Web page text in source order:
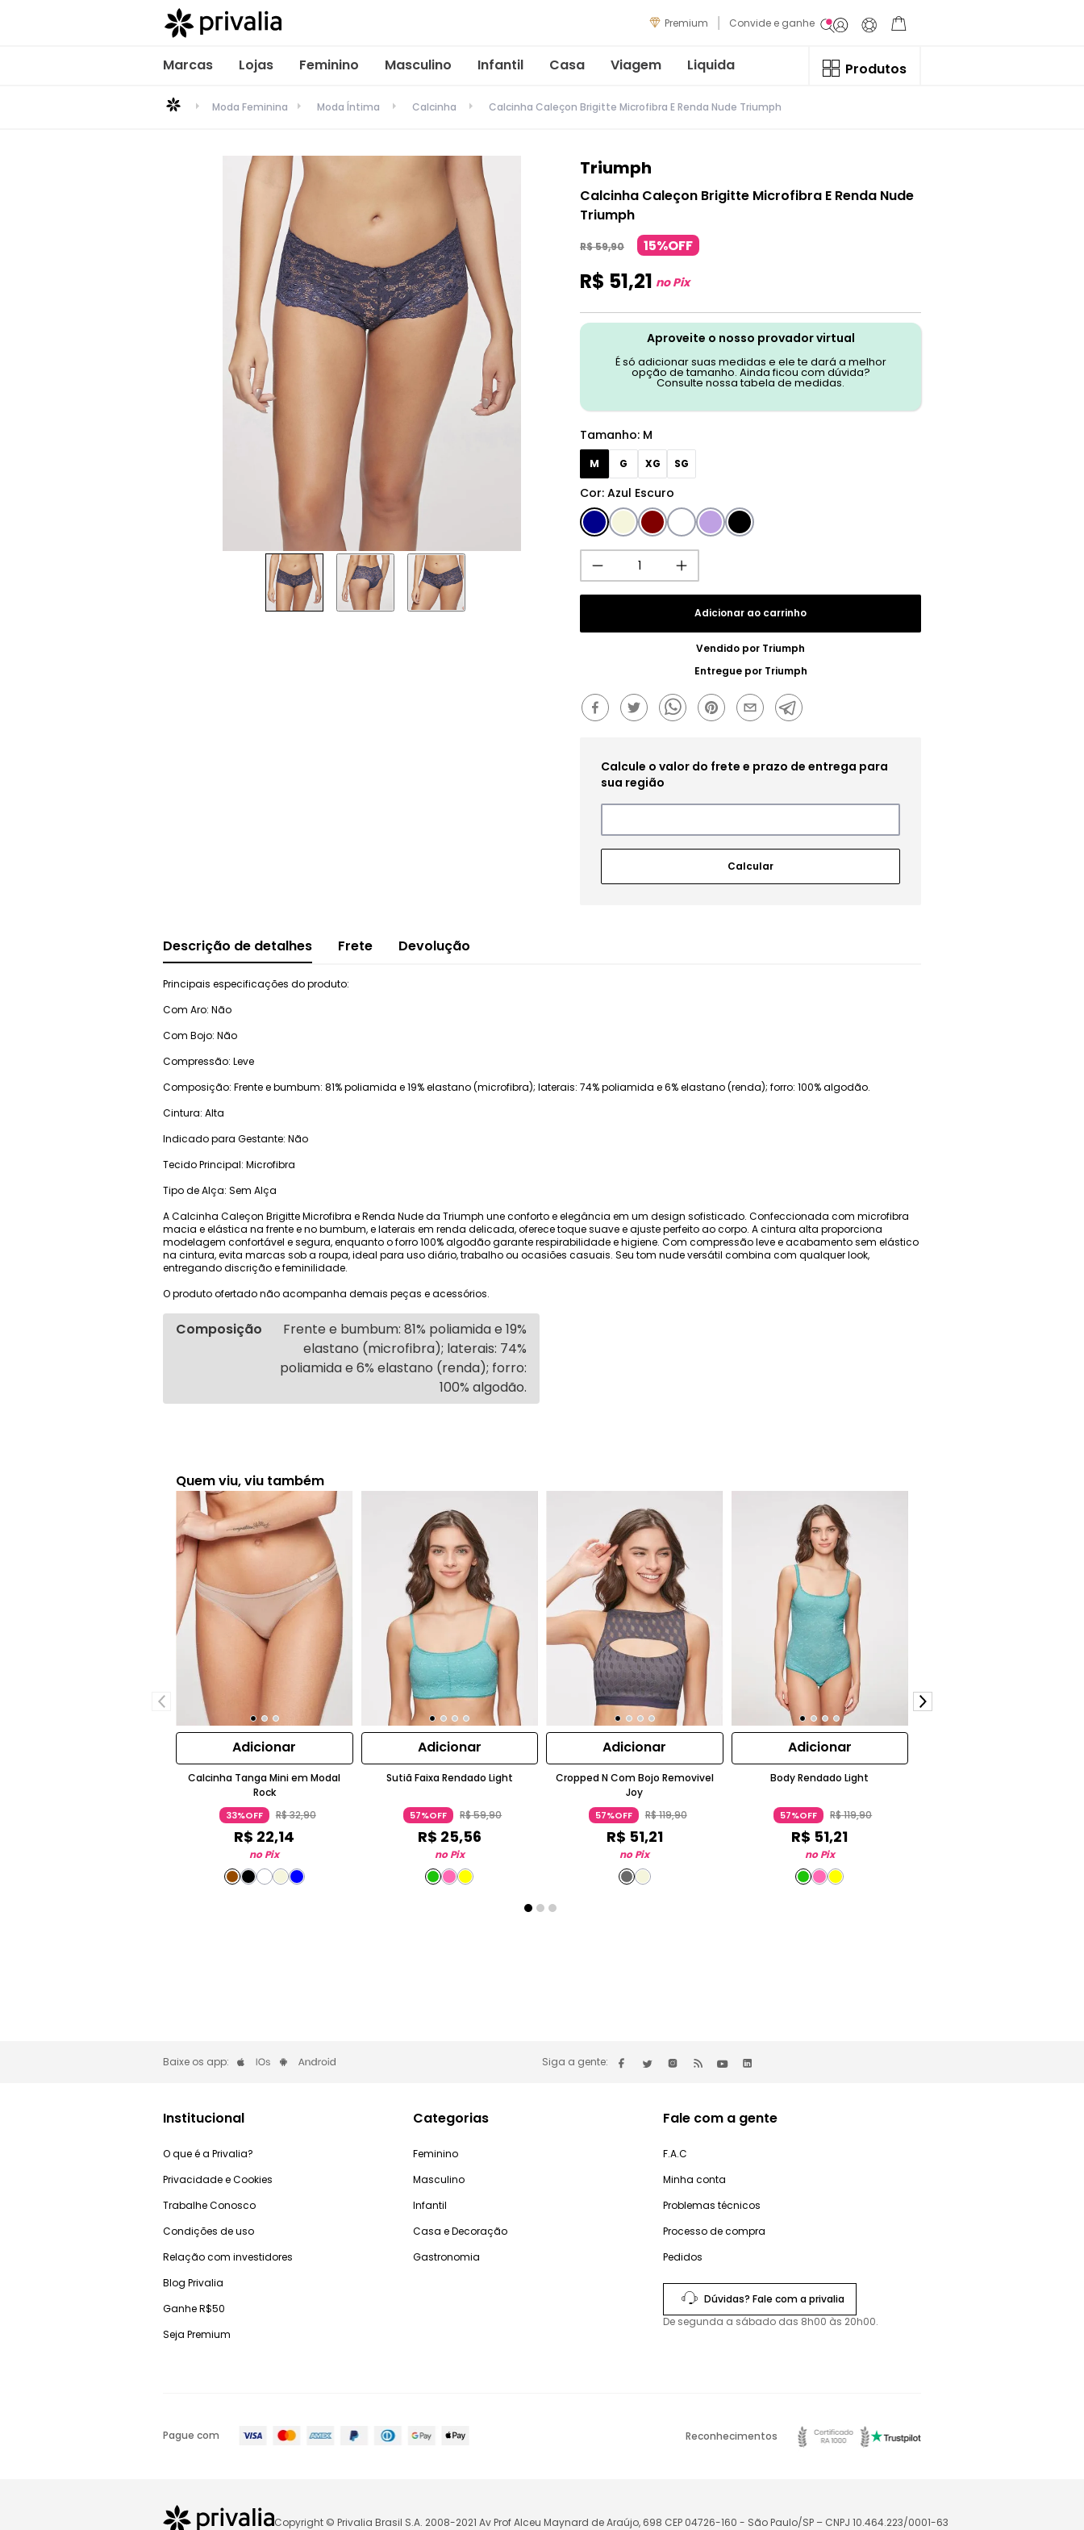
Premium Convide e ganhe
Marcas Lojas Feminino Masculino Infantil Casa Viagem Liquida Produtos
Moda Feminina Moda Íntima Calcinha Calcinha Caleçon Brigitte Microfibra E Renda Nude Triumph
Triumph
Calcinha Caleçon Brigitte Microfibra E Renda Nude
Triumph
R$59,90 15%OFF
R$ 51,21 no Pix
Aproveite o nosso provador virtual
É só adicionar suas medidas e ele te dará a melhor
opção de tamanho. Ainda ficou com dúvida?
Consulte nossa tabela de medidas.
Cor: Azul Escuro
Tamanho: M
M G XG SG
Adicionar ao carrinho
Vendido por Triumph
Entregue por Triumph
Descrição de detalhes Frete Devolução
Principais especificações do produto:
Com Aro: Não
Com Bojo: Não
Compressão: Leve
Composição: Frente e bumbum: 81% poliamida e 19% elastano (microfibra); laterais: 74% poliamida e 6% elastano (renda); forro: 100% algodão.
Cintura: Alta
Indicado para Gestante: Não
Tecido Principal: Microfibra
Tipo de Alça: Sem Alça
A Calcinha Caleçon Brigitte Microfibra e Renda Nude da Triumph une conforto e elegância em um design sofisticado. Confeccionada com microfibra
macia e elástica na frente e no bumbum, e laterais em renda delicada, oferece toque suave e ajuste perfeito ao corpo. A cintura alta proporciona
modelagem confortável e segura, enquanto o forro 100% algodão garante respirabilidade e higiene. Com compressão leve e acabamento sem elástico
na cintura, evita marcas sob a roupa, ideal para uso diário, trabalho ou ocasiões casuais. Seu tom nude versátil combina com qualquer look,
entregando discrição e feminilidade.
O produto ofertado não acompanha demais peças e acessórios.
Composição
Frente e bumbum: 81% poliamida e 19%
elastano (microfibra); laterais: 74%
poliamida e 6% elastano (renda); forro:
100% algodão.
Quem viu, viu também
Adicionar
Calcinha Tanga Mini em Modal
Rock
33%OFF R$32,90
R$ 22,14
no Pix
Adicionar
Sutiã Faixa Rendado Light
57%OFF R$59,90
R$ 25,56
no Pix
Adicionar
Cropped N Com Bojo Removivel
Joy
57%OFF R$119,90
R$ 51,21
no Pix
Adicionar
Body Rendado Light
57%OFF R$119,90
R$ 51,21
no Pix
Baixe os app: Siga a gente:
Institucional
O que é a Privalia?
Privacidade e Cookies
Trabalhe Conosco
Condições de uso
Relação com investidores
Blog Privalia
Ganhe R$50
Seja Premium
Categorias
Feminino
Masculino
Infantil
Casa e Decoração
Gastronomia
Fale com a gente
F.A.C
Minha conta
Problemas técnicos
Processo de compra
Pedidos
Dúvidas? Fale com a privalia
De segunda a sábado das 8h00 às 20h00.
Pague com Reconhecimentos
Copyright © Privalia Brasil S.A. 2008-2021 Av Prof Alceu Maynard de Araújo, 698 CEP 04726-160 - São Paulo/SP – CNPJ 10.464.223/0001-63